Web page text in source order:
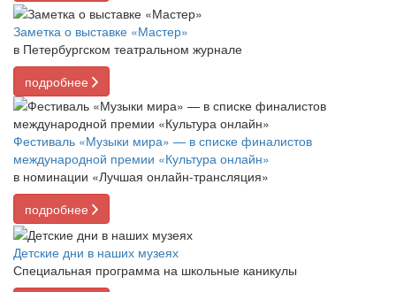
Заметка о выставке «Мастер»
в Петербургском театральном журнале
подробнее
Фестиваль «Музыки мира» — в списке финалистов
международной премии «Культура онлайн»
в номинации «Лучшая онлайн-трансляция»
подробнее
Детские дни в наших музеях
Специальная программа на школьные каникулы